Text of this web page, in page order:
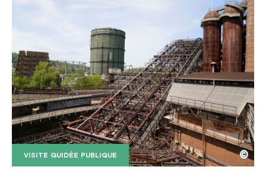
VISITE GUIDÉE PUBLIQUE
Le monte-charge incliné de la Völklinger Hütte
Copyright: Weltkulturerbe Völklinger Hütte | Karl
©